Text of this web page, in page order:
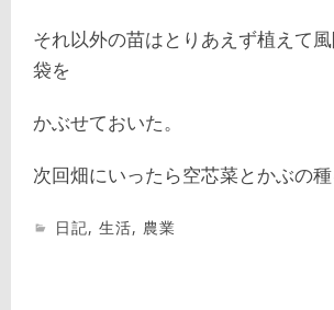
それ以外の苗はとりあえず植えて
袋を
かぶせておいた。
次回畑にいったら空芯菜とかぶの種
日記, 生活, 農業